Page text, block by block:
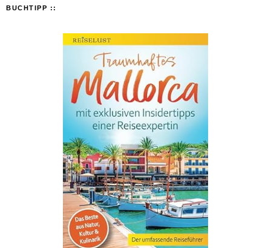
BUCHTIPP ::